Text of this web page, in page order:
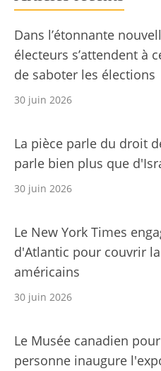
Dans l’étonnante
électeurs s’attendent à
de saboter les élections
30 juin 2026
La pièce parle du droit
parle bien plus que
30 juin 2026
Le New York Times
d'Atlantic pour couvrir
américains
30 juin 2026
Le Musée canadien
personne inaugure